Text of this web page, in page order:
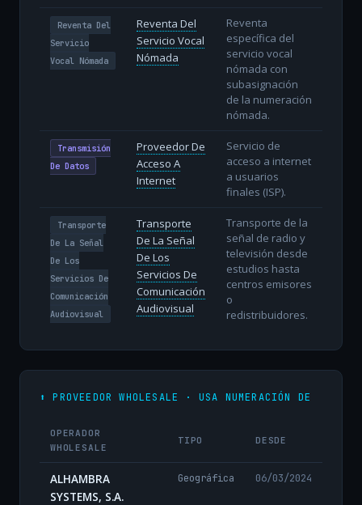
Reventa Del
Servicio
Vocal Nómada
Reventa Del
Servicio Vocal
Nómada
Reventa
específica del
servicio vocal
nómada con
subasignación
de la numeración
nómada.
Transmisión
De Datos
Proveedor De
Acceso A
Internet
Servicio de
acceso a internet
a usuarios
finales (ISP).
Transporte
De La Señal
De Los
Servicios De
Comunicación
Audiovisual
Transporte
De La Señal
De Los
Servicios De
Comunicación
Audiovisual
Transporte de la
señal de radio y
televisión desde
estudios hasta
centros emisores
o
redistribuidores.
⬆️ PROVEEDOR WHOLESALE · USA NUMERACIÓN DE
OPERADOR
WHOLESALE
TIPO DESDE
ALHAMBRA
SYSTEMS, S.A.
Geográfica 06/03/2024